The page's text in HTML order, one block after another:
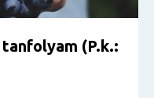
(P.k.: